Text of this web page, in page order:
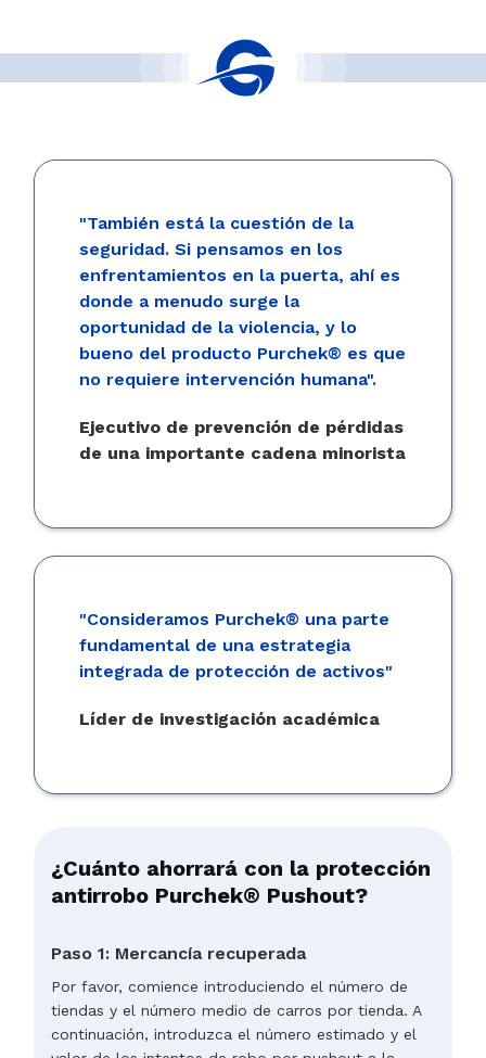
"También está la cuestión de la
seguridad. Si pensamos en los
enfrentamientos en la puerta, ahí es
donde a menudo surge la
oportunidad de la violencia, y lo
bueno del producto Purchek® es que
no requiere intervención humana".
Ejecutivo de prevención de pérdidas
de una importante cadena minorista
"Consideramos Purchek® una parte
fundamental de una estrategia
integrada de protección de activos"
Líder de investigación académica
¿Cuánto ahorrará con la protección
antirrobo Purchek® Pushout?
Paso 1: Mercancía recuperada
Por favor, comience introduciendo el número de
tiendas y el número medio de carros por tienda. A
continuación, introduzca el número estimado y el